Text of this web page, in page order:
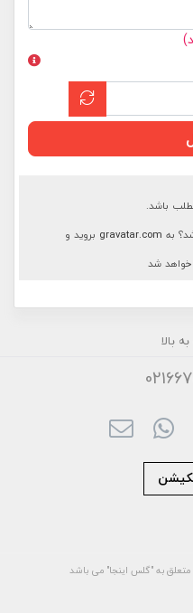
باشد.
به gravatar.com بروید و
خواهد شد
بالا
به "گلس اینجا" می باشد